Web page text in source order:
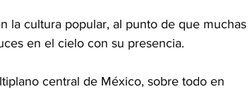
la cultura popular, al punto de que muchas
en el cielo con su presencia.
central de México, sobre todo en